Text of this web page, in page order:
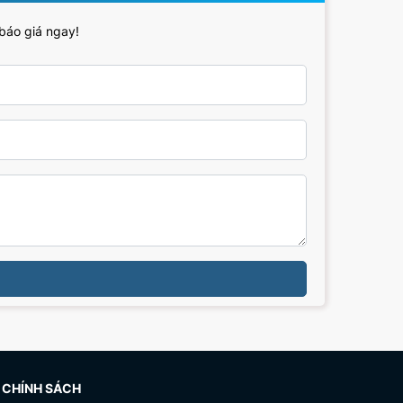
giá ngay!
CHÍNH SÁCH